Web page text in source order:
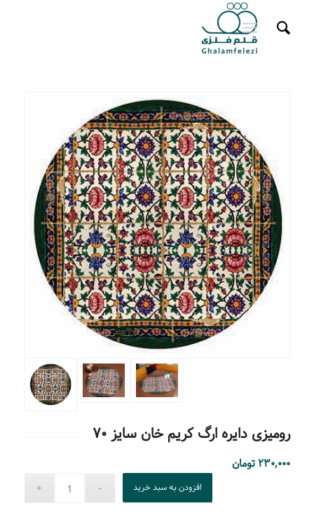
رومیزی دایره ارگ کریم خان سایز ۷۰
۲۳۰,۰۰۰ تومان
افزودن به سبد خرید